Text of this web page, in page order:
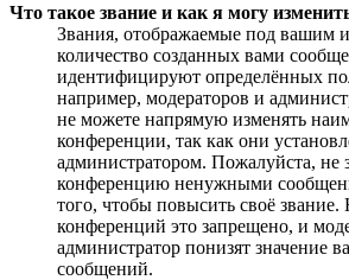
Что такое звание и как я могу
Звания, отображаемые под вашим
количество созданных вами
идентифицируют определённых
например, модераторов и
не можете напрямую изменять
конференции, так как они
администратором. Пожалуйста, не
конференцию ненужными
того, чтобы повысить своё
конференций это запрещено, и
администратор понизят значение
сообщений.